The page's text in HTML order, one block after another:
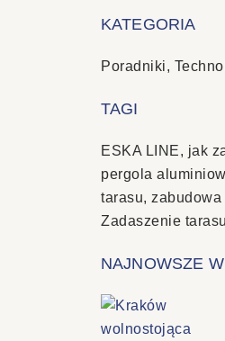
KATEGORIA
Poradniki,
TAGI
ESKA LINE, jak
pergola
tarasu,
Zadaszenie tarasu
NAJNOWSZE